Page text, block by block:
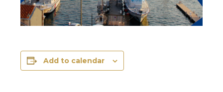
Add to calendar